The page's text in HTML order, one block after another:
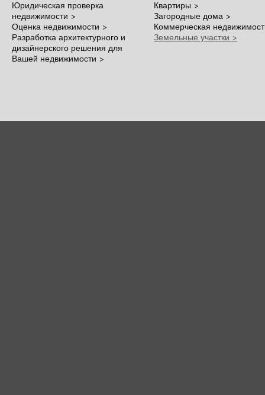
Юридическая проверка
недвижимости >
Оценка недвижимости >
Разработка архитектурного и
дизайнерского решения для
Вашей недвижимости >
Квартиры >
Загородные дома >
Коммерческая
Земельные участки >